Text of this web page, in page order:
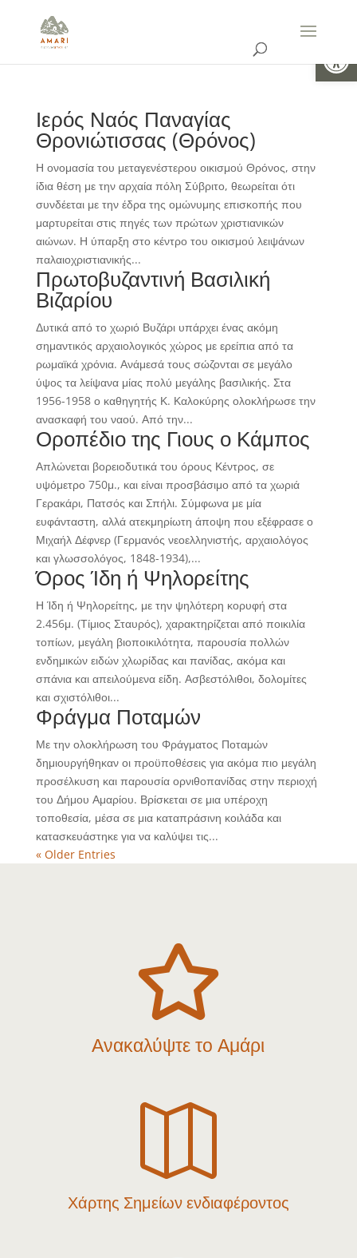
Ιερός Ναός Παναγίας
Θρονιώτισσας (Θρόνος)
Η ονομασία του μεταγενέστερου οικισμού Θρόνος, στην
ίδια θέση με την αρχαία πόλη Σύβριτο, θεωρείται ότι
συνδέεται με την έδρα της ομώνυμης επισκοπής που
μαρτυρείται στις πηγές των πρώτων χριστιανικών
αιώνων. Η ύπαρξη στο κέντρο του οικισμού λειψάνων
παλαιοχριστιανικής...
Πρωτοβυζαντινή Βασιλική
Βιζαρίου
Δυτικά από το χωριό Βυζάρι υπάρχει ένας ακόμη
σημαντικός αρχαιολογικός χώρος με ερείπια από τα
ρωμαϊκά χρόνια. Ανάμεσά τους σώζονται σε μεγάλο
ύψος τα λείψανα μίας πολύ μεγάλης βασιλικής. Στα
1956-1958 ο καθηγητής Κ. Καλοκύρης ολοκλήρωσε την
ανασκαφή του ναού. Από την...
Οροπέδιο της Γιους ο Κάμπος
Απλώνεται βορειοδυτικά του όρους Κέντρος, σε
υψόμετρο 750μ., και είναι προσβάσιμο από τα χωριά
Γερακάρι, Πατσός και Σπήλι. Σύμφωνα με μία
ευφάνταστη, αλλά ατεκμηρίωτη άποψη που εξέφρασε ο
Μιχαήλ Δέφνερ (Γερμανός νεοελληνιστής, αρχαιολόγος
και γλωσσολόγος, 1848-1934),...
Όρος Ίδη ή Ψηλορείτης
Η Ίδη ή Ψηλορείτης, με την ψηλότερη κορυφή στα
2.456μ. (Τίμιος Σταυρός), χαρακτηρίζεται από ποικιλία
τοπίων, μεγάλη βιοποικιλότητα, παρουσία πολλών
ενδημικών ειδών χλωρίδας και πανίδας, ακόμα και
σπάνια και απειλούμενα είδη. Ασβεστόλιθοι, δολομίτες
και σχιστόλιθοι...
Φράγμα Ποταμών
Με την ολοκλήρωση του Φράγματος Ποταμών
δημιουργήθηκαν οι προϋποθέσεις για ακόμα πιο μεγάλη
προσέλκυση και παρουσία ορνιθοπανίδας στην περιοχή
του Δήμου Αμαρίου. Βρίσκεται σε μια υπέροχη
τοποθεσία, μέσα σε μια καταπράσινη κοιλάδα και
κατασκευάστηκε για να καλύψει τις...
« Older Entries

Ανακαλύψτε το Αμάρι

Χάρτης Σημείων ενδιαφέροντος